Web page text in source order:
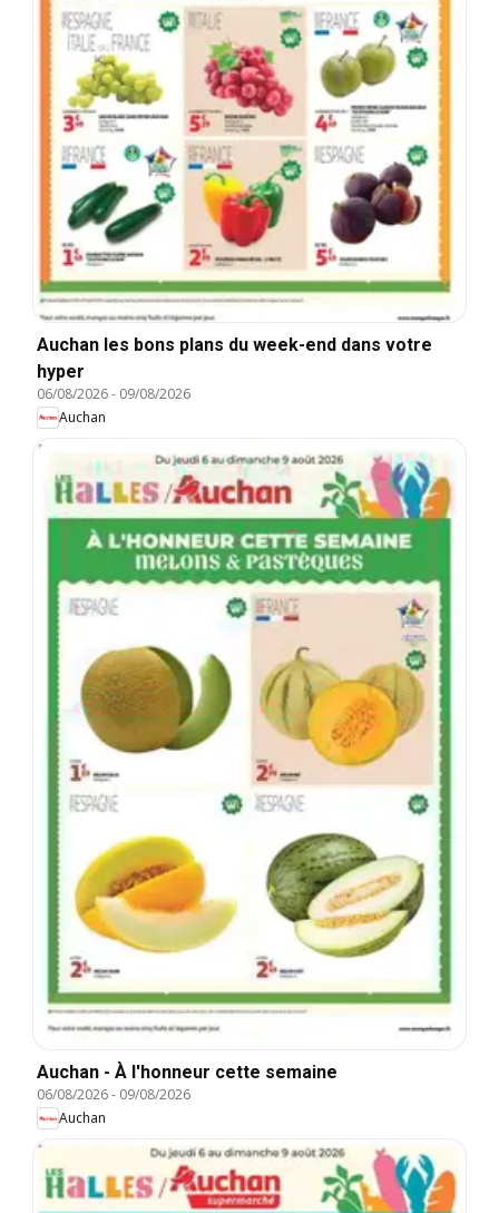
Auchan les bons plans du week-end dans votre
hyper
06/08/2026- 09/08/2026
Auchan
Auchan - À l'honneur cette semaine
06/08/2026- 09/08/2026
Auchan